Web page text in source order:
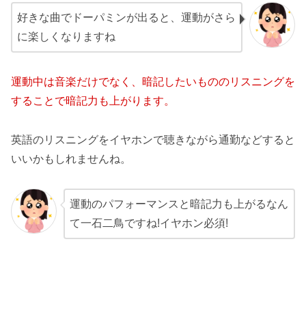
好きな曲でドーパミンが出ると、運動がさら
に楽しくなりますね
運動中は音楽だけでなく、暗記したいもののリスニングを
することで暗記力も上がります。
英語のリスニングをイヤホンで聴きながら通勤などすると
いいかもしれませんね。
運動のパフォーマンスと暗記力も上がるなん
て一石二鳥ですね!イヤホン必須!